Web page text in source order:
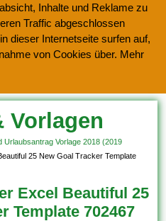
Inhalte und Reklame zu
Traffic abgeschlossen
dieser Internetseite surfen auf,
von Cookies über. Mehr
Vorlagen
Urlaubsantrag Vorlage 2018 (2019
25 New Goal Tracker Template
Excel Beautiful 25
Template 702467